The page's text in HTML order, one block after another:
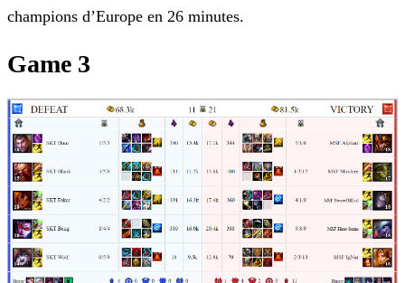
champions d’Europe en 26 minutes.
Game 3